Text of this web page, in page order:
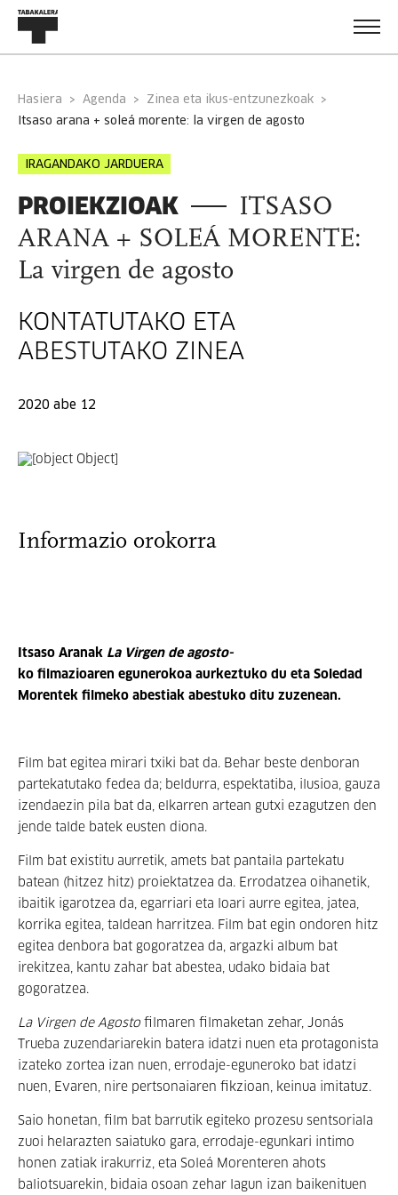
Hasiera Agenda
Zinea eta ikus-entzunezkoak
itsaso arana + soleá morente: la virgen de agosto
IRAGANDAKO JARDUERA
PROIEKZIOAK
ITSASO
ARANA + SOLEÁ MORENTE:
La virgen de agosto
KONTATUTAKO ETA
ABESTUTAKO ZINEA
2020 abe 12
Informazio orokorra
Itsaso Aranak La Virgen de agosto-
ko filmazioaren egunerokoa aurkeztuko du eta Soledad
Morentek filmeko abestiak abestuko ditu zuzenean.
Film bat egitea mirari txiki bat da. Behar beste denboran
partekatutako fedea da; beldurra, espektatiba, ilusioa, gauza
izendaezin pila bat da, elkarren artean gutxi ezagutzen den
jende talde batek eusten diona.
Film bat existitu aurretik, amets bat pantaila partekatu
batean (hitzez hitz) proiektatzea da. Errodatzea oihanetik,
ibaitik igarotzea da, egarriari eta loari aurre egitea, jatea,
korrika egitea, taldean harritzea. Film bat egin ondoren hitz
egitea denbora bat gogoratzea da, argazki album bat
irekitzea, kantu zahar bat abestea, udako bidaia bat
gogoratzea.
La Virgen de Agosto filmaren filmaketan zehar, Jonás
Trueba zuzendariarekin batera idatzi nuen eta protagonista
izateko zortea izan nuen, errodaje-eguneroko bat idatzi
nuen, Evaren, nire pertsonaiaren fikzioan, keinua imitatuz.
Saio honetan, film bat barrutik egiteko prozesu sentsoriala
zuoi helarazten saiatuko gara, errodaje-egunkari intimo
honen zatiak irakurriz, eta Soleá Morenteren ahots
baliotsuarekin, bidaia osoan zehar lagun izan baikenituen